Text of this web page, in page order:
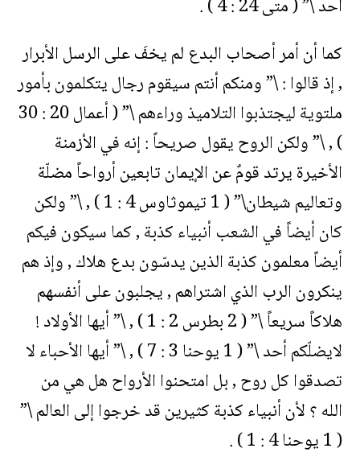
أحد \” ( متى 24 : 4 ) .
كما أن أمر أصحاب البدع لم يخفَ على الرسل الأبرار
, إذ قالوا : \” ومنكم أنتم سيقوم رجال يتكلمون بأمور
ملتوية ليجتذبوا التلاميذ وراءهم \” ( أعمال 20 : 30
) , \” ولكن الروح يقول صريحاً : إنه في الأزمنة
الأخيرة يرتد قومٌ عن الإيمان تابعين أرواحاً مضلّة
وتعاليم شيطان\” ( 1 تيموثاوس 4 : 1 ) , \” ولكن
كان أيضاً في الشعب أنبياء كذبة , كما سيكون فيكم
أيضاً معلمون كذبة الذين يدسّون بدع هلاك , وإذ هم
ينكرون الرب الذي اشتراهم , يجلبون على أنفسهم
هلاكاً سريعاً \” ( 2 بطرس 2 : 1 ) , \” أيها الأولاد !
لايضلّكم أحد \” ( 1 يوحنا 3 : 7 ) , \” أيها الأحباء لا
تصدقوا كل روح , بل امتحنوا الأرواح هل هي من
الله ؟ لأن أنبياء كذبة كثيرين قد خرجوا إلى العالم \”
( 1 يوحنا 4 : 1 ) .